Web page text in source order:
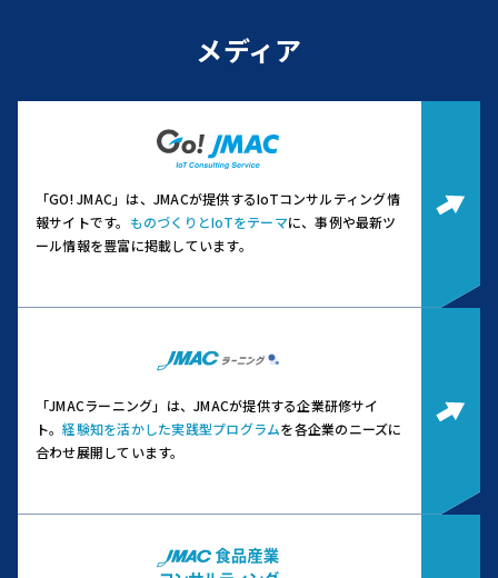
メディア
「GO! JMAC」は、JMACが提供するIoTコンサルティング情
報サイトです。 ものづくりとIoTをテーマに、事例や最新ツ
ール情報を豊富に掲載しています。
「JMACラーニング」は、JMACが提供する企業研修サイ
ト。経験知を活かした実践型プログラムを各企業のニーズに
合わせ展開しています。